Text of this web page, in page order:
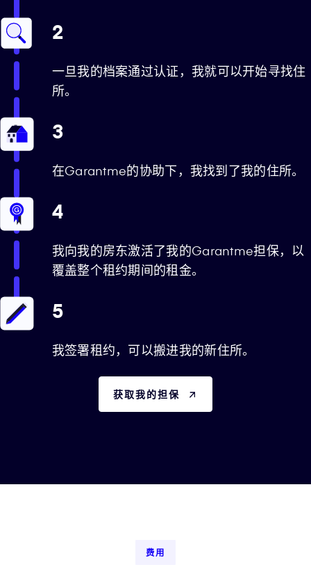
2
一旦我的档案通过认证，我就可以开始寻找住
所。
3
在Garantme的协助下，我找到了我的住所。
4
我向我的房东激活了我的Garantme担保，以
覆盖整个租约期间的租金。
5
我签署租约，可以搬进我的新住所。
获取我的担保
费用